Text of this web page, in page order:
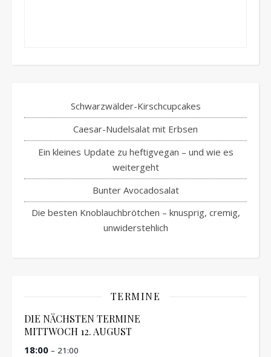
Schwarzwälder-Kirschcupcakes
Caesar-Nudelsalat mit Erbsen
Ein kleines Update zu heftigvegan – und wie es
weitergeht
Bunter Avocadosalat
Die besten Knoblauchbrötchen – knusprig, cremig,
unwiderstehlich
TERMINE
DIE NÄCHSTEN TERMINE
MITTWOCH 12.AUGUST
18:00 – 21:00